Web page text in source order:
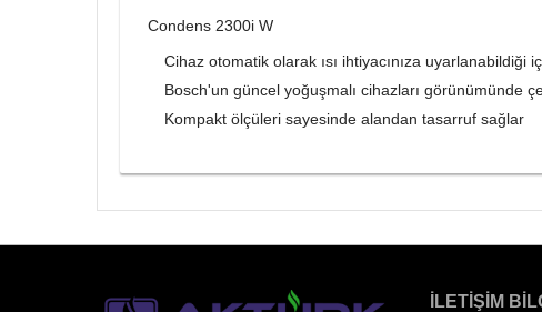
Condens 2300i W
Cihaz otomatik olarak ısı ihtiyacınıza uyarlanabildiği
Bosch'un güncel yoğuşmalı cihazları görünümünde
Kompakt ölçüleri sayesinde alandan tasarruf sağlar
İLETIŞIM